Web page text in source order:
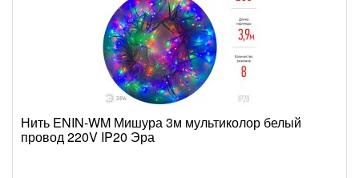
Нить ENIN-WM Мишура 3м мультиколор белый
провод 220V IP20 Эра